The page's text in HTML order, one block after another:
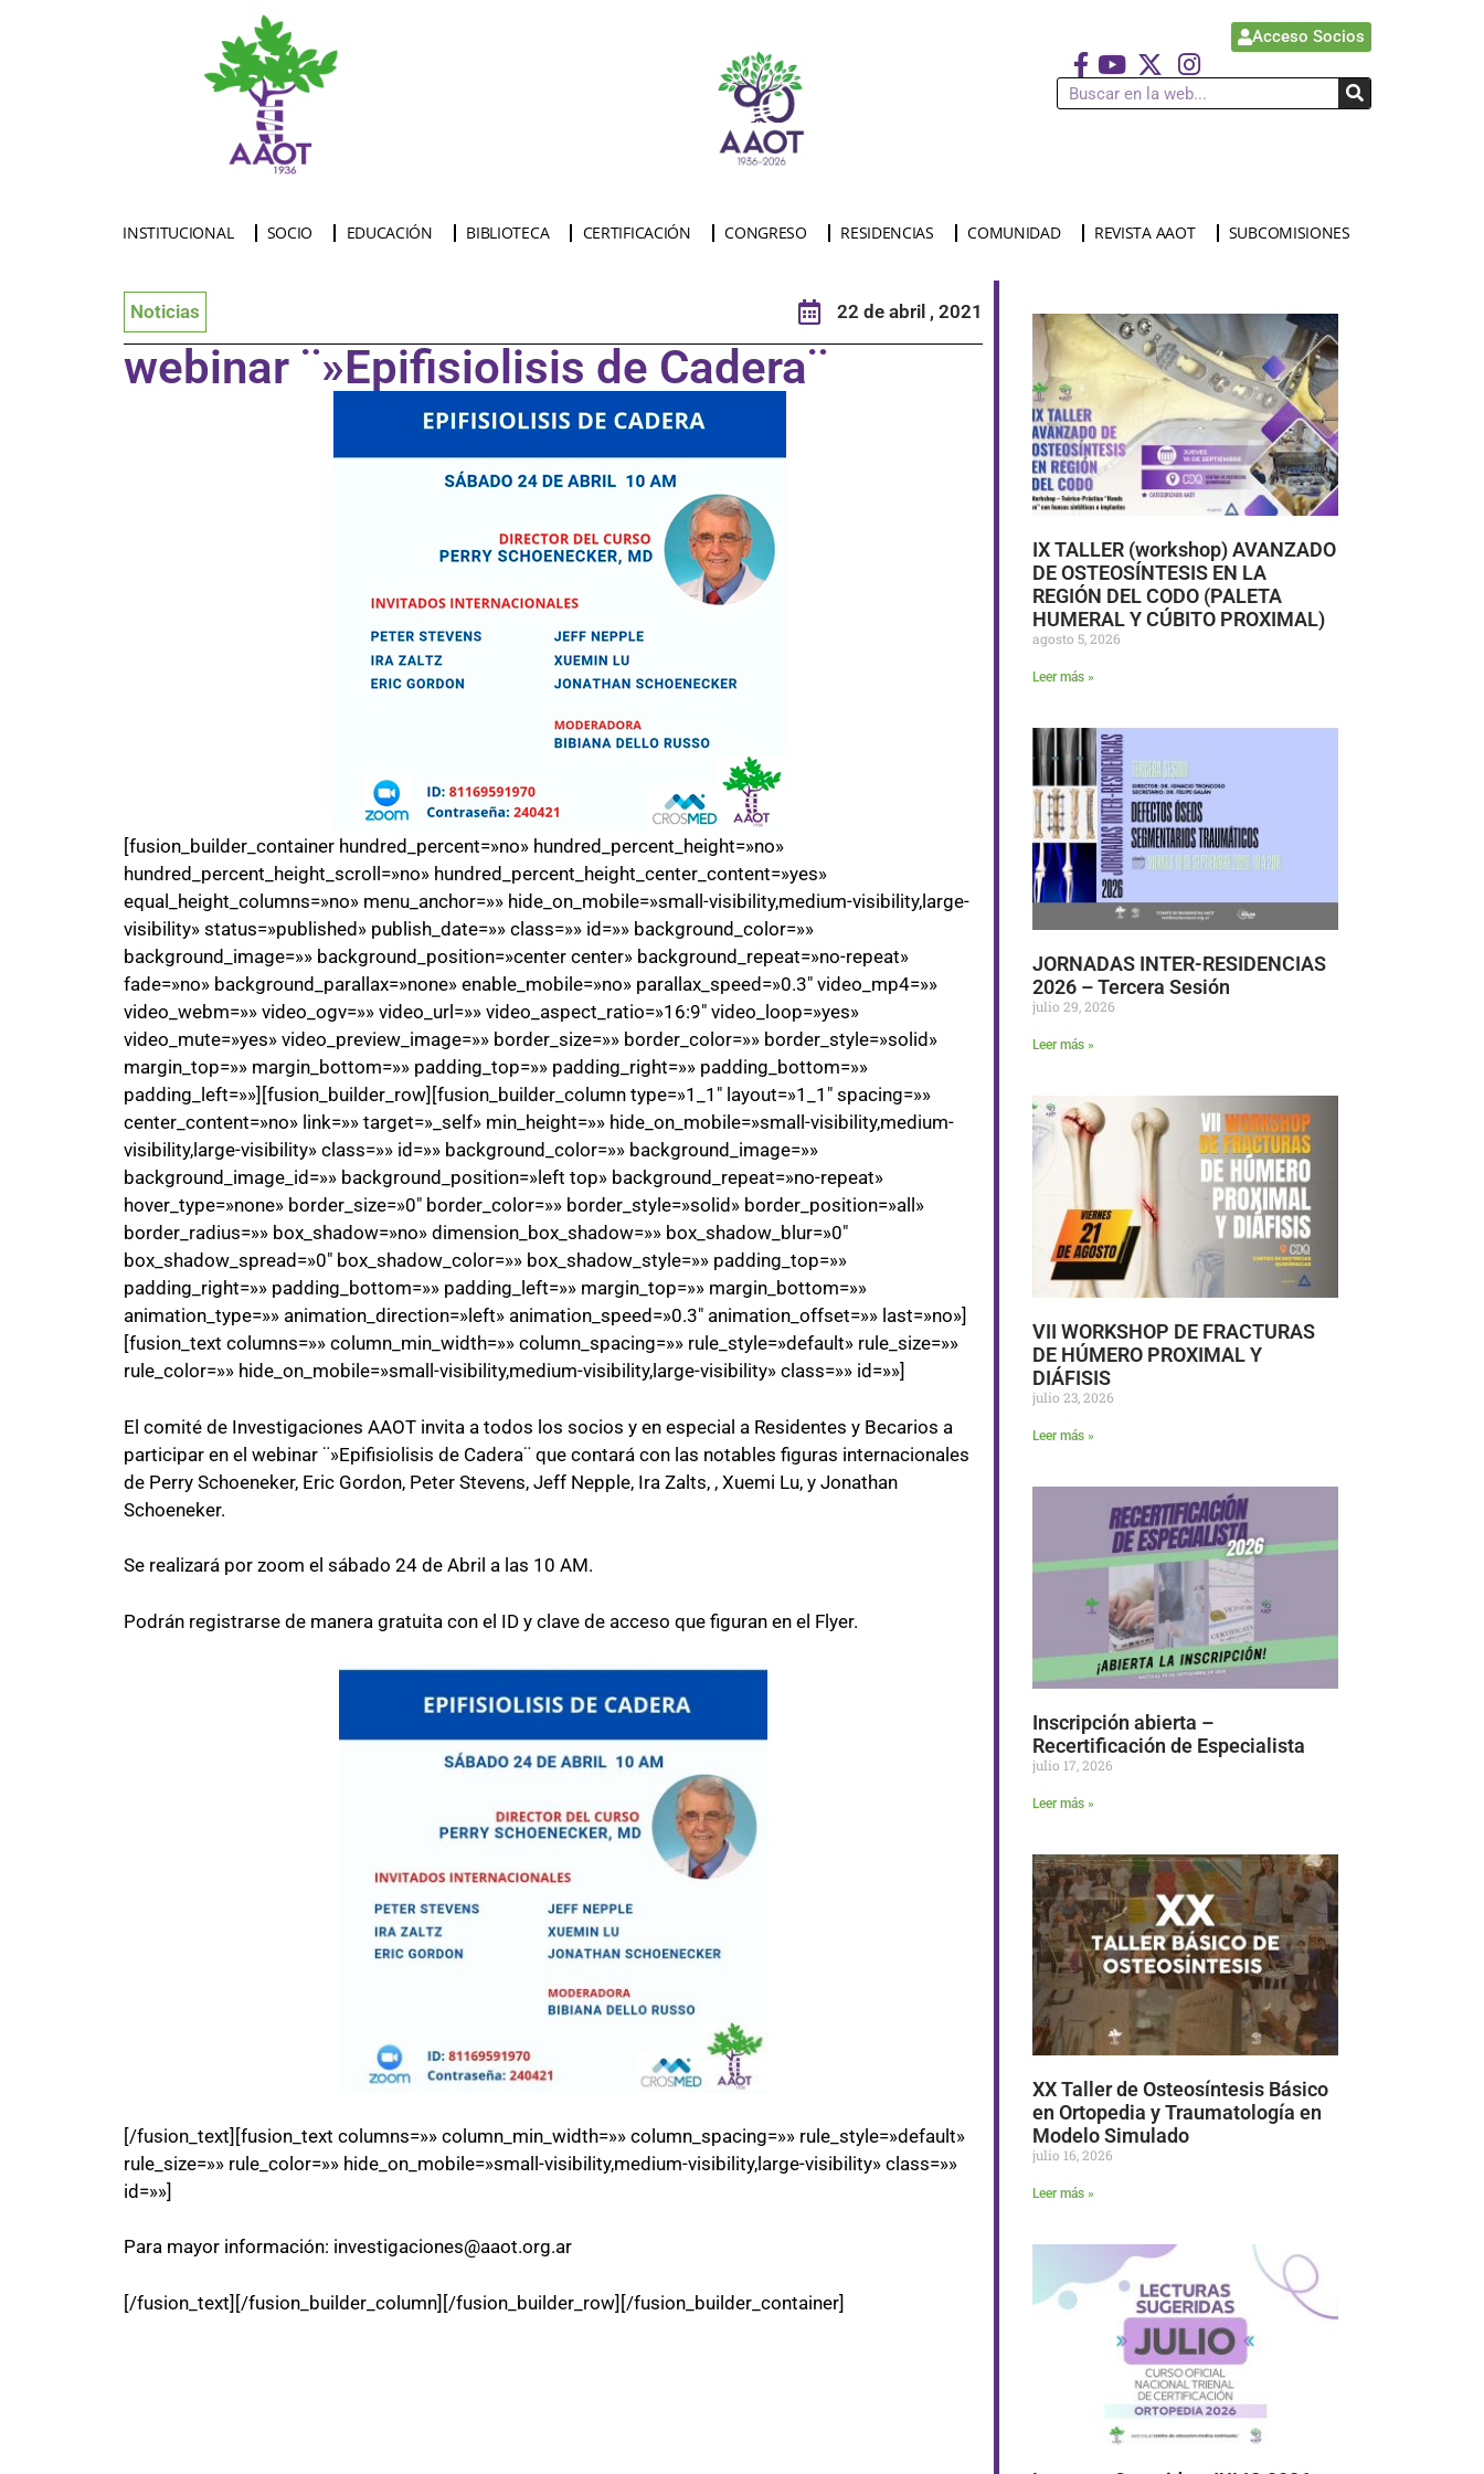
Acceso Socios
INSTITUCIONAL SOCIO EDUCACIÓN BIBLIOTECA CERTIFICACIÓN CONGRESO RESIDENCIAS COMUNIDAD REVISTA AAOT SUBCOMISIONES
Noticias 22 de abril , 2021
webinar ¨»Epifisiolisis de Cadera¨
[fusion_builder_container hundred_percent=»no» hundred_percent_height=»no»
hundred_percent_height_scroll=»no» hundred_percent_height_center_content=»yes»
equal_height_columns=»no» menu_anchor=»» hide_on_mobile=»small-visibility,medium-visibility,large-
visibility» status=»published» publish_date=»» class=»» id=»» background_color=»»
background_image=»» background_position=»center center» background_repeat=»no-repeat»
fade=»no» background_parallax=»none» enable_mobile=»no» parallax_speed=»0.3″ video_mp4=»»
video_webm=»» video_ogv=»» video_url=»» video_aspect_ratio=»16:9″ video_loop=»yes»
video_mute=»yes» video_preview_image=»» border_size=»» border_color=»» border_style=»solid»
margin_top=»» margin_bottom=»» padding_top=»» padding_right=»» padding_bottom=»»
padding_left=»»][fusion_builder_row][fusion_builder_column type=»1_1″ layout=»1_1″ spacing=»»
center_content=»no» link=»» target=»_self» min_height=»» hide_on_mobile=»small-visibility,medium-
visibility,large-visibility» class=»» id=»» background_color=»» background_image=»»
background_image_id=»» background_position=»left top» background_repeat=»no-repeat»
hover_type=»none» border_size=»0″ border_color=»» border_style=»solid» border_position=»all»
border_radius=»» box_shadow=»no» dimension_box_shadow=»» box_shadow_blur=»0″
box_shadow_spread=»0″ box_shadow_color=»» box_shadow_style=»» padding_top=»»
padding_right=»» padding_bottom=»» padding_left=»» margin_top=»» margin_bottom=»»
animation_type=»» animation_direction=»left» animation_speed=»0.3″ animation_offset=»» last=»no»]
[fusion_text columns=»» column_min_width=»» column_spacing=»» rule_style=»default» rule_size=»»
rule_color=»» hide_on_mobile=»small-visibility,medium-visibility,large-visibility» class=»» id=»»]
El comité de Investigaciones AAOT invita a todos los socios y en especial a Residentes y Becarios a
participar en el webinar ¨»Epifisiolisis de Cadera¨ que contará con las notables figuras internacionales
de Perry Schoeneker, Eric Gordon, Peter Stevens, Jeff Nepple, Ira Zalts, , Xuemi Lu, y Jonathan
Schoeneker.
Se realizará por zoom el sábado 24 de Abril a las 10 AM.
Podrán registrarse de manera gratuita con el ID y clave de acceso que figuran en el Flyer.
[/fusion_text][fusion_text columns=»» column_min_width=»» column_spacing=»» rule_style=»default»
rule_size=»» rule_color=»» hide_on_mobile=»small-visibility,medium-visibility,large-visibility» class=»»
id=»»]
Para mayor información: investigaciones@aaot.org.ar
[/fusion_text][/fusion_builder_column][/fusion_builder_row][/fusion_builder_container]
IX TALLER (workshop) AVANZADO
DE OSTEOSÍNTESIS EN LA
REGIÓN DEL CODO (PALETA
HUMERAL Y CÚBITO PROXIMAL)
agosto 5, 2026
Leer más »
JORNADAS INTER-RESIDENCIAS
2026 – Tercera Sesión
julio 29, 2026
Leer más »
VII WORKSHOP DE FRACTURAS
DE HÚMERO PROXIMAL Y
DIÁFISIS
julio 23, 2026
Leer más »
Inscripción abierta –
Recertificación de Especialista
julio 17, 2026
Leer más »
XX Taller de Osteosíntesis Básico
en Ortopedia y Traumatología en
Modelo Simulado
julio 16, 2026
Leer más »